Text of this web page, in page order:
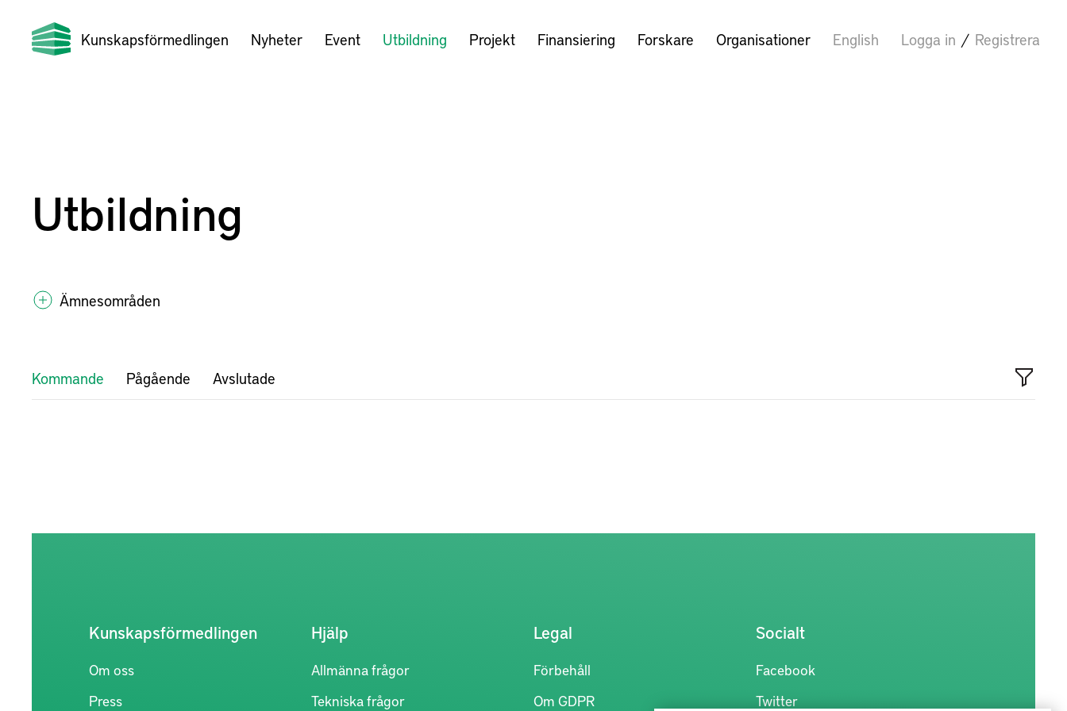
Kunskapsförmedlingen Nyheter Event Utbildning Projekt Finansiering Forskare Organisationer English Logga in / Registrera
Utbildning
Ämnesområden
Kommande Pågående Avslutade
Kunskapsförmedlingen
Om oss
Press
Hjälp
Allmänna frågor
Tekniska frågor
Legal
Förbehåll
Om GDPR
Socialt
Facebook
Twitter